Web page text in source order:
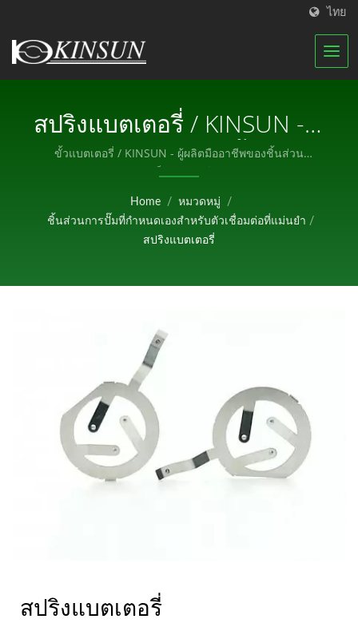
ไทย
สปริงแบตเตอรี่ / KINSUN - ผู้
ผลิตมืออาชีพของชิ้นส่วน
อิเล็กทรอนิกส์.
ขั้วแบตเตอรี่ / KINSUN - ผู้ผลิตมืออาชีพของชิ้นส่วน
อิเล็กทรอนิกส์.
Home / หมวดหมู่
/
ชิ้นส่วนการปั๊มที่กำหนดเองสำหรับตัวเชื่อมต่อที่แม่นยำ /
สปริงแบตเตอรี่
สปริงแบตเตอรี่